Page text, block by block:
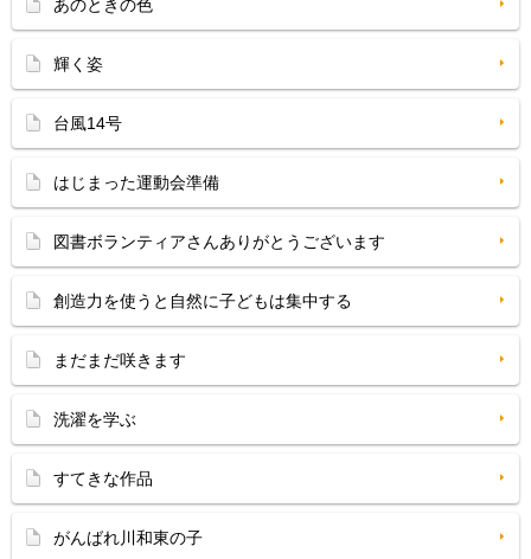
あのときの色
輝く姿
台風14号
はじまった運動会準備
図書ボランティアさんありがとうございます
創造力を使うと自然に子どもは集中する
まだまだ咲きます
洗濯を学ぶ
すてきな作品
がんばれ川和東の子